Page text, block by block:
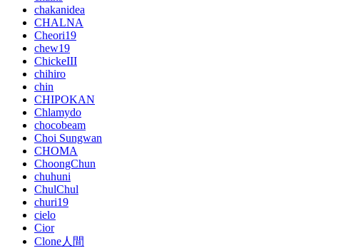
chakanidea
CHALNA
Cheori19
chew19
ChickeIII
chihiro
chin
CHIPOKAN
Chlamydo
chocobeam
Choi Sungwan
CHOMA
ChoongChun
chuhuni
ChulChul
churi19
cielo
Cior
Clone人間